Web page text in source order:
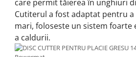
care permit tăierea în unghiuri
Cutiterul a fost adaptat pentru
mari, foloseste un sistem foarte
a caldurii.